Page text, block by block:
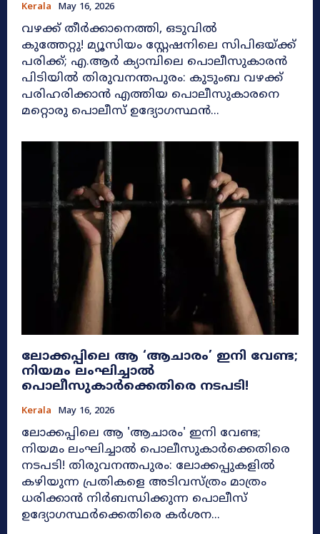
Kerala May 16, 2026
വഴക്ക് തീർക്കാനെത്തി, ഒടുവിൽ
കുത്തേറ്റു! മ്യൂസിയം സ്റ്റേഷനിലെ സിപിഒയ്ക്ക്
പരിക്ക്; എ.ആർ ക്യാമ്പിലെ പൊലീസുകാരൻ
പിടിയിൽ തിരുവനന്തപുരം: കുടുംബ വഴക്ക്
പരിഹരിക്കാൻ എത്തിയ പൊലീസുകാരനെ
മറ്റൊരു പൊലീസ് ഉദ്യോഗസ്ഥൻ...
ലോക്കപ്പിലെ ആ ‘ആചാരം’ ഇനി വേണ്ട;
നിയമം ലംഘിച്ചാൽ
പൊലീസുകാർക്കെതിരെ നടപടി!
Kerala May 16, 2026
ലോക്കപ്പിലെ ആ 'ആചാരം' ഇനി വേണ്ട;
നിയമം ലംഘിച്ചാൽ പൊലീസുകാർക്കെതിരെ
നടപടി! തിരുവനന്തപുരം: ലോക്കപ്പുകളിൽ
കഴിയുന്ന പ്രതികളെ അടിവസ്ത്രം മാത്രം
ധരിക്കാൻ നിർബന്ധിക്കുന്ന പൊലീസ്
ഉദ്യോഗസ്ഥർക്കെതിരെ കർശന...